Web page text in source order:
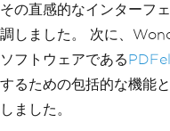
その直感的なインターフ
調しました。 次に、
ソフトウェアである
するための包括的な機能
しました。